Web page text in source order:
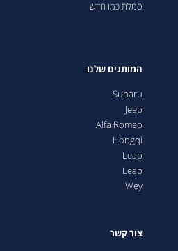
סמלת כמו חדש
המותגים שלנו
Subaru
Jeep
Alfa Romeo
Hongqi
Leap
Leap
Wey
צור קשר